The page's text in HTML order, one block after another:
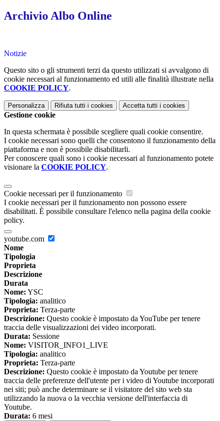
Archivio Albo Online
Notizie
Questo sito o gli strumenti terzi da questo utilizzati si avvalgono di
cookie necessari al funzionamento ed utili alle finalità illustrate nella
COOKIE POLICY.
Personalizza Rifiuta tutti i cookies Accetta tutti i cookies
Gestione cookie
In questa schermata è possibile scegliere quali cookie consentire.
I cookie necessari sono quelli che consentono il funzionamento della
piattaforma e non è possibile disabilitarli.
Per conoscere quali sono i cookie necessari al funzionamento potete
visionare la COOKIE POLICY.
Cookie necessari per il funzionamento
I cookie necessari per il funzionamento non possono essere
disabilitati. È possibile consultare l'elenco nella pagina della cookie
policy.
youtube.com
Nome
Tipologia
Proprieta
Descrizione
Durata
Nome: YSC
Tipologia: analitico
Proprieta: Terza-parte
Descrizione: Questo cookie è impostato da YouTube per tenere
traccia delle visualizzazioni dei video incorporati.
Durata: Sessione
Nome: VISITOR_INFO1_LIVE
Tipologia: analitico
Proprieta: Terza-parte
Descrizione: Questo cookie è impostato da Youtube per tenere
traccia delle preferenze dell'utente per i video di Youtube incorporati
nei siti; può anche determinare se il visitatore del sito web sta
utilizzando la nuova o la vecchia versione dell'interfaccia di
Youtube.
Durata: 6 mesi